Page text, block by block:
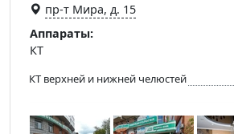
пр-т Мира, д. 15
Аппараты:
КТ
КТ верхней и нижней челюстей